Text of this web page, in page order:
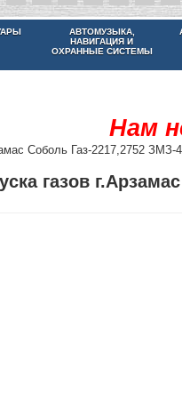
АВТОМУЗЫКА,
НАВИГАЦИЯ И
ОХРАННЫЕ СИСТЕМЫ
Нам
Соболь Газ-2217,2752 ЗМЗ-
газов